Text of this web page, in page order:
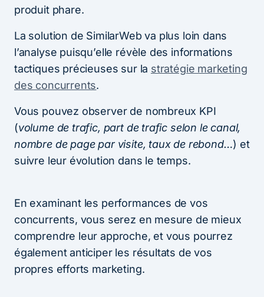
produit phare.
La solution de SimilarWeb va plus loin dans
l’analyse puisqu’elle révèle des informations
tactiques précieuses sur la stratégie marketing
des concurrents.
Vous pouvez observer de nombreux KPI
(volume de trafic, part de trafic selon le canal,
nombre de page par visite, taux de rebond…) et
suivre leur évolution dans le temps.
En examinant les performances de vos
concurrents, vous serez en mesure de mieux
comprendre leur approche, et vous pourrez
également anticiper les résultats de vos
propres efforts marketing.